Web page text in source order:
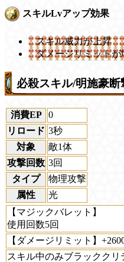
スキルLvアップ効果
スキル威力が上昇
ダメージリミットが
必殺スキル/明施豪断
消費EP
0
リロード 3秒
対象
敵1体
攻撃回数 3回
タイプ
物理攻撃
属性
光
【マジックバレット】
使用回数5回
【ダメージリミット】
スキル中のみブラックク